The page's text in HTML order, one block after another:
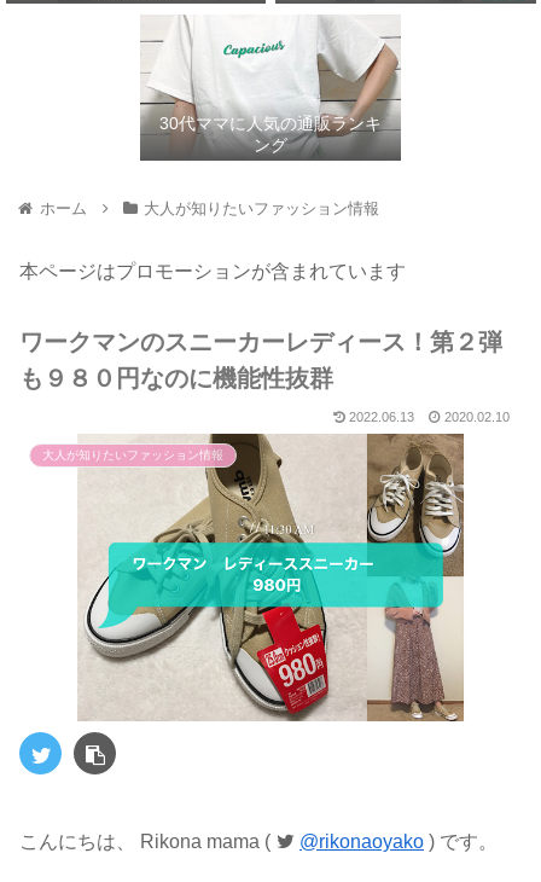
30代ママに人気の通販ランキ
ング
ホーム 大人が知りたいファッション情報
本ページはプロモーションが含まれています
ワークマンのスニーカーレディース！第２弾
も９８０円なのに機能性抜群
2022.06.13 2020.02.10
大人が知りたいファッション情報
こんにちは、 Rikona mama ( @rikonaoyako ) です。